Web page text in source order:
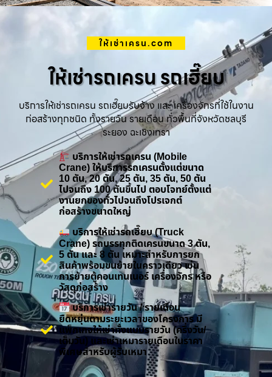
ให้เช่าเครน.com
ให้เช่ารถเครน รถเฮี๊ยบ
บริการให้เช่ารถเครน รถเฮี๊ยบรับจ้าง และ เครื่องจักรที่ใช้ในงาน
ก่อสร้างทุกชนิด ทั้งรายวัน รายเดือน ทั่วพื้นที่จังหวัดชลบุรี
ระยอง ฉะเชิงเทรา
บริการให้เช่ารถเครน (Mobile
Crane) ให้บริการรถเครนตั้งแต่ขนาด
10 ตัน, 20 ตัน, 25 ตัน, 35 ตัน, 50 ตัน
ไปจนถึง 100 ตันขึ้นไป ตอบโจทย์ตั้งแต่
งานยกของทั่วไปจนถึงโปรเจกต์
ก่อสร้างขนาดใหญ่
บริการให้เช่ารถเฮี๊ยบ (Truck
Crane) รถบรรทุกติดเครนขนาด 3 ตัน,
5 ตัน และ 8 ตัน เหมาะสำหรับการยก
สินค้าพร้อมขนย้ายในคราวเดียว เช่น
การย้ายตู้คอนเทนเนอร์ เครื่องจักร หรือ
วัสดุก่อสร้าง
บริการเช่ารายวัน / รายเดือน
ยืดหยุ่นตามระยะเวลาของโครงการ มี
แพ็กเกจให้เช่าทั้งแบบรายวัน (ครึ่งวัน/
เต็มวัน) และเช่าเหมารายเดือนในราคา
พิเศษสำหรับผู้รับเหมา